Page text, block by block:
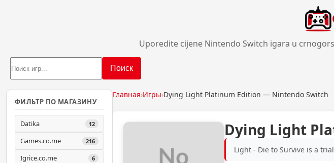
Uporedite cijene Nintendo Switch igara u
Поиск
ФИЛЬТР ПО МАГАЗИНУ
Datika 12
Games.co.me 216
Igrice.co.me 6
Главная›Игры›Dying Light Platinum Edition — Nintendo Switch
Dying Light
Light - Die to Survive is a